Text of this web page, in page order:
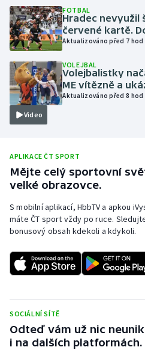
Motorsport
Olympijské hry
Parasport
Plavání
Ragby
Rychlostní kanoistika
Short track
Stolní tenis
Triatlon
FOTBAL
Hradec nevyužil
červené kartě.
Aktualizováno před 7 hod
Video
VOLEJBAL
Volejbalistky
ME vítězně a
Aktualizováno před 8 hod
APLIKACE ČT SPORT
Mějte celý sportovní
velké obrazovce.
S mobilní aplikací, HbbTV a apkou
máte ČT sport vždy po ruce.
bonusový obsah kdekoli a kdykoli.
SOCIÁLNÍ SÍTĚ
Odteď vám už nic
i na dalších platformách.